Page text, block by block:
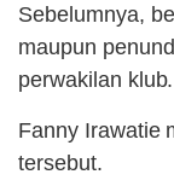
Sebelumnya,
maupun
perwakilan klub.
Fanny Irawatie
tersebut.